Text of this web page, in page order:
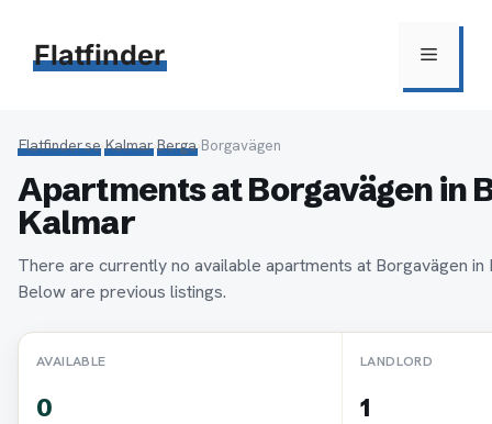
innehåll
Flatfinder Meny
Flatfinder.se›Kalmar›Berga›Borgavägen
Apartments at Borgavägen in
Kalmar
There are currently no available apartments at Borgavägen in
Below are previous listings.
AVAILABLE
0
LANDLORD
1